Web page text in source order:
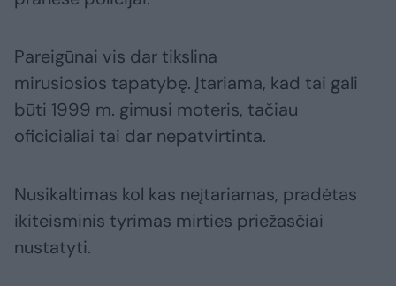
Pareigūnai vis dar tikslina
mirusiosios tapatybę. Įtariama, kad tai gali
būti 1999 m. gimusi moteris, tačiau
oficicialiai tai dar nepatvirtinta.
Nusikaltimas kol kas neįtariamas, pradėtas
ikiteisminis tyrimas mirties priežasčiai
nustatyti.